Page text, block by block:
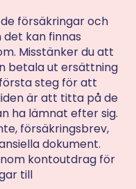
försäkringar och
kan finnas
Misstänker du att
betala ut ersättning
steg för att
är att titta på de
ha lämnat efter sig.
försäkringsbrev,
dokument.
kontoutdrag för
till